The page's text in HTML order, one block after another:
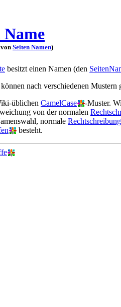
Name
von Seiten Namen)
besitzt einen Namen (den
nach verschiedenen Mustern
üblichen CamelCase
-Muster.
von der normalen
normale Rechtschreibung
besteht.